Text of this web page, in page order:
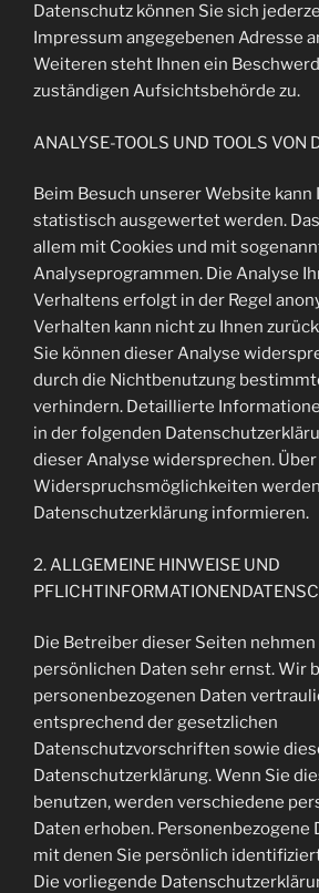
Datenschutz können Sie sich
Impressum angegebenen Adresse
Weiteren steht Ihnen ein
zuständigen Aufsichtsbehörde zu.
ANALYSE-TOOLS UND TOOLS VON
Beim Besuch unserer Website
statistisch ausgewertet werden.
allem mit Cookies und mit
Analyseprogrammen. Die Analyse
Verhaltens erfolgt in der Regel
Verhalten kann nicht zu Ihnen
Sie können dieser Analyse
durch die Nichtbenutzung
verhindern. Detaillierte
in der folgenden
dieser Analyse widersprechen. Über
Widerspruchsmöglichkeiten
Datenschutzerklärung informieren.
2. ALLGEMEINE HINWEISE UND
Die Betreiber dieser Seiten
persönlichen Daten sehr ernst. Wir
personenbezogenen Daten
entsprechend der gesetzlichen
Datenschutzvorschriften sowie
Datenschutzerklärung. Wenn Sie
benutzen, werden verschiedene
Daten erhoben. Personenbezogene
mit denen Sie persönlich
Die vorliegende